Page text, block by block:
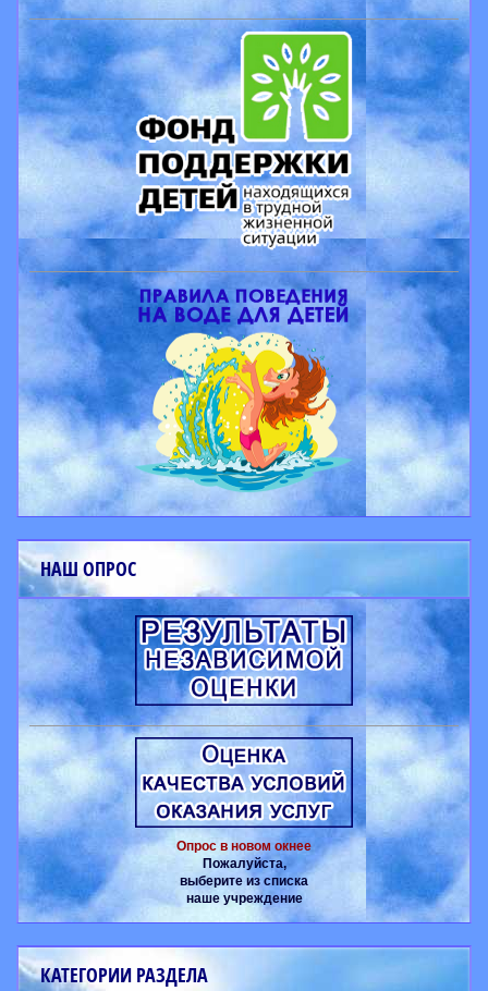
НАШ ОПРОС
Опрос в новом окнее
Пожалуйста,
выберите из списка
наше учреждение
КАТЕГОРИИ РАЗДЕЛА